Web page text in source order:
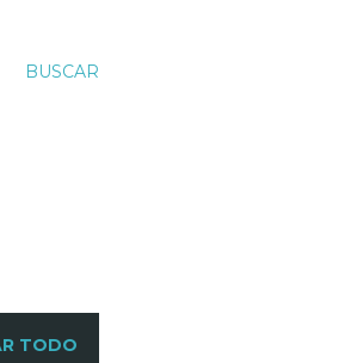
BUSCAR
TODO